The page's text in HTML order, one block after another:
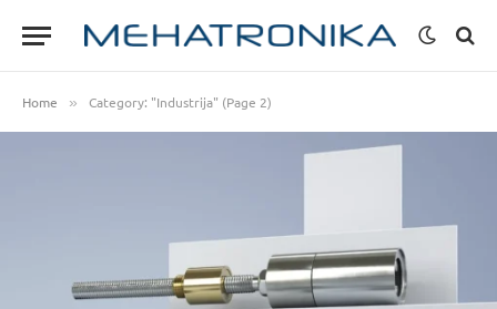
Home » Category: "Industrija" (Page 2)